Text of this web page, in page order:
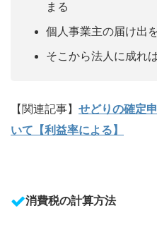
まる
個人事業主の届け出
そこから法人に成れ
【関連記事】 せどりの確定
いて【利益率による】
消費税の計算方法